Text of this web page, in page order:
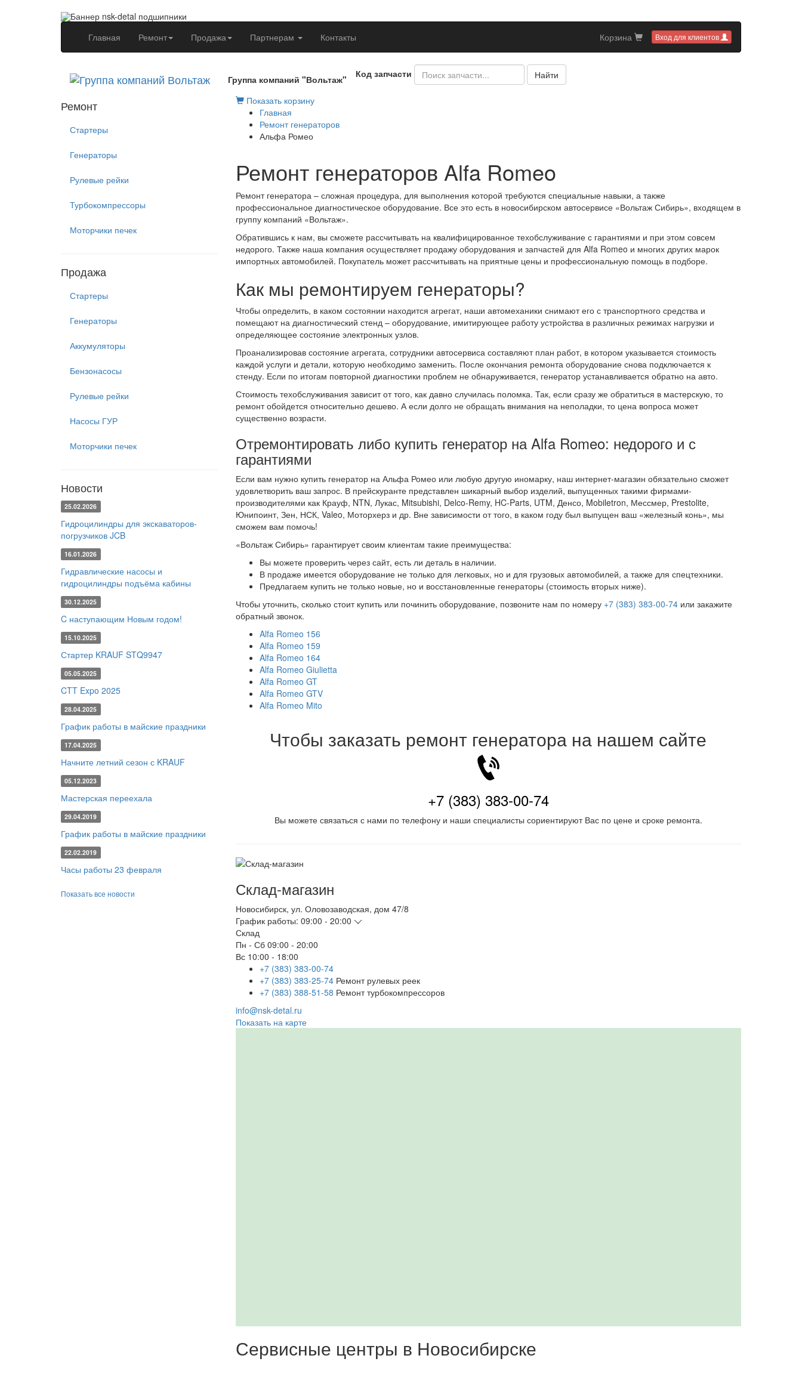
Главная (current)Ремонт Продажа Партнерам Контакты Вход для клиентов
Корзина
Группа компаний "Вольтаж"
Код запчасти Найти
Ремонт
Стартеры
Генераторы
Рулевые рейки
Турбокомпрессоры
Моторчики печек
Продажа
Стартеры
Генераторы
Аккумуляторы
Бензонасосы
Рулевые рейки
Насосы ГУР
Моторчики печек
Новости
25.02.2026
Гидроцилиндры для экскаваторов-
погрузчиков JCB
16.01.2026
Гидравлические насосы и
гидроцилиндры подъёма кабины
30.12.2025
C наступающим Новым годом!
15.10.2025
Стартер KRAUF STQ9947
05.05.2025
CTT Expo 2025
28.04.2025
График работы в майские праздники
17.04.2025
Начните летний сезон с KRAUF
05.12.2023
Мастерская переехала
29.04.2019
График работы в майские праздники
22.02.2019
Часы работы 23 февраля
Показать все новости
Показать корзину
Главная
Ремонт генераторов
Альфа Ромео
Ремонт генераторов Alfa Romeo
Ремонт генератора – сложная процедура, для выполнения которой требуются специальные навыки, а также
профессиональное диагностическое оборудование. Все это есть в новосибирском автосервисе «Вольтаж Сибирь», входящем в
группу компаний «Вольтаж».
Обратившись к нам, вы сможете рассчитывать на квалифицированное техобслуживание с гарантиями и при этом совсем
недорого. Также наша компания осуществляет продажу оборудования и запчастей для Alfa Romeo и многих других марок
импортных автомобилей. Покупатель может рассчитывать на приятные цены и профессиональную помощь в подборе.
Как мы ремонтируем генераторы?
Чтобы определить, в каком состоянии находится агрегат, наши автомеханики снимают его с транспортного средства и
помещают на диагностический стенд – оборудование, имитирующее работу устройства в различных режимах нагрузки и
определяющее состояние электронных узлов.
Проанализировав состояние агрегата, сотрудники автосервиса составляют план работ, в котором указывается стоимость
каждой услуги и детали, которую необходимо заменить. После окончания ремонта оборудование снова подключается к
стенду. Если по итогам повторной диагностики проблем не обнаруживается, генератор устанавливается обратно на авто.
Стоимость техобслуживания зависит от того, как давно случилась поломка. Так, если сразу же обратиться в мастерскую, то
ремонт обойдется относительно дешево. А если долго не обращать внимания на неполадки, то цена вопроса может
существенно возрасти.
Отремонтировать либо купить генератор на Alfa Romeo: недорого и с
гарантиями
Если вам нужно купить генератор на Альфа Ромео или любую другую иномарку, наш интернет-магазин обязательно сможет
удовлетворить ваш запрос. В прейскуранте представлен шикарный выбор изделий, выпущенных такими фирмами-
производителями как Крауф, NTN, Лукас, Mitsubishi, Delco-Remy, HC-Parts, UTM, Денсо, Mobiletron, Мессмер, Prestolite,
Юнипоинт, Зен, НСК, Valeo, Моторхерз и др. Вне зависимости от того, в каком году был выпущен ваш «железный конь», мы
сможем вам помочь!
«Вольтаж Сибирь» гарантирует своим клиентам такие преимущества:
Вы можете проверить через сайт, есть ли деталь в наличии.
В продаже имеется оборудование не только для легковых, но и для грузовых автомобилей, а также для спецтехники.
Предлагаем купить не только новые, но и восстановленные генераторы (стоимость вторых ниже).
Чтобы уточнить, сколько стоит купить или починить оборудование, позвоните нам по номеру +7 (383) 383-00-74или закажите
обратный звонок.
Alfa Romeo 156
Alfa Romeo 159
Alfa Romeo 164
Alfa Romeo Giulietta
Alfa Romeo GT
Alfa Romeo GTV
Alfa Romeo Mito
Чтобы заказать ремонт генератора на нашем сайте
+7 (383) 383-00-74
Вы можете связаться с нами по телефону и наши специалисты сориентируют Вас по цене и сроке ремонта.
Склад-магазин
Новосибирск, ул. Оловозаводская, дом 47/8
График работы: 09:00 - 20:00
Склад
Пн - Сб 09:00 - 20:00
Вс 10:00 - 18:00
+7 (383) 383-00-74
+7 (383) 383-25-74 Ремонт рулевых реек
+7 (383) 388-51-58 Ремонт турбокомпрессоров
info@nsk-detal.ru
Показать на карте
Сервисные центры в Новосибирске